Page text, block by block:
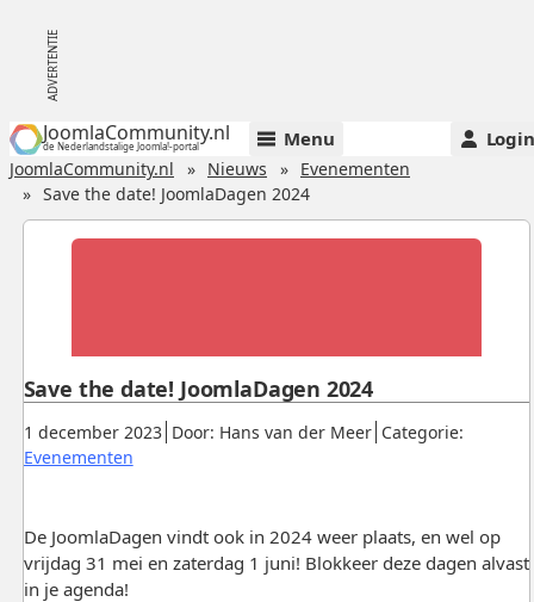
JoomlaCommunity.nl
de Nederlandstalige Joomla!-portal Menu Login
JoomlaCommunity.nl Nieuws
Evenementen
Save the date! JoomlaDagen 2024
Gepubliceerd:
1 december 2023. Door: Hans van der Meer. Categorie:
Evenementen.
Save the date! JoomlaDagen 2024
De JoomlaDagen vindt ook in 2024 weer plaats, en wel op
vrijdag 31 mei en zaterdag 1 juni! Blokkeer deze dagen alvast
in je agenda!